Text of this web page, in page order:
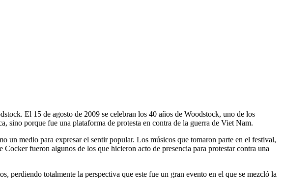
El 15 de agosto de 2009 se celebran los 40 años de Woodstock, uno de los
sino porque fue una plataforma de protesta en contra de la guerra de Viet Nam.
un medio para expresar el sentir popular. Los músicos que tomaron parte en el festival,
fueron algunos de los que hicieron acto de presencia para protestar contra una
perdiendo totalmente la perspectiva que este fue un gran evento en el que se mezcló la